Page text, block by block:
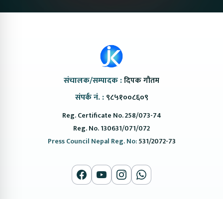
संचालक/सम्पादक :दिपक गौतम
संपर्क नं. : ९८५१००८६०९
Reg. Certificate No. 258/073-74
Reg. No. 130631/071/072
Press Council Nepal Reg. No:531/2072-73